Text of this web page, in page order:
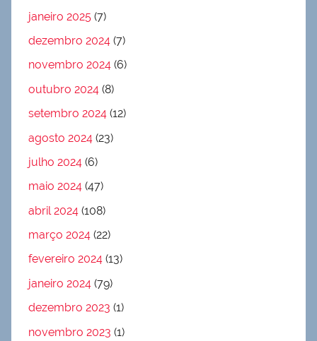
janeiro 2025 (7)
dezembro 2024 (7)
novembro 2024 (6)
outubro 2024 (8)
setembro 2024 (12)
agosto 2024 (23)
julho 2024 (6)
maio 2024 (47)
abril 2024 (108)
março 2024 (22)
fevereiro 2024 (13)
janeiro 2024 (79)
dezembro 2023 (1)
novembro 2023 (1)